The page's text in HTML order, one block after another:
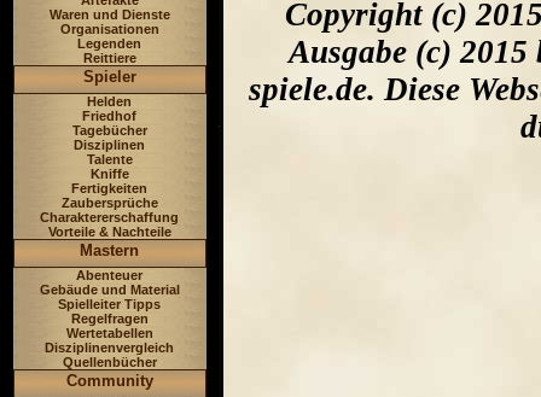
Waren und Dienste
Organisationen
Legenden
Reittiere
Spieler
Helden
Friedhof
Tagebücher
Disziplinen
Talente
Kniffe
Fertigkeiten
Zaubersprüche
Charaktererschaffung
Vorteile & Nachteile
Mastern
Abenteuer
Gebäude und Material
Spielleiter Tipps
Regelfragen
Wertetabellen
Disziplinenvergleich
Quellenbücher
Community
Copyright (c)
Ausgabe (c) 2015
spiele.de. Diese